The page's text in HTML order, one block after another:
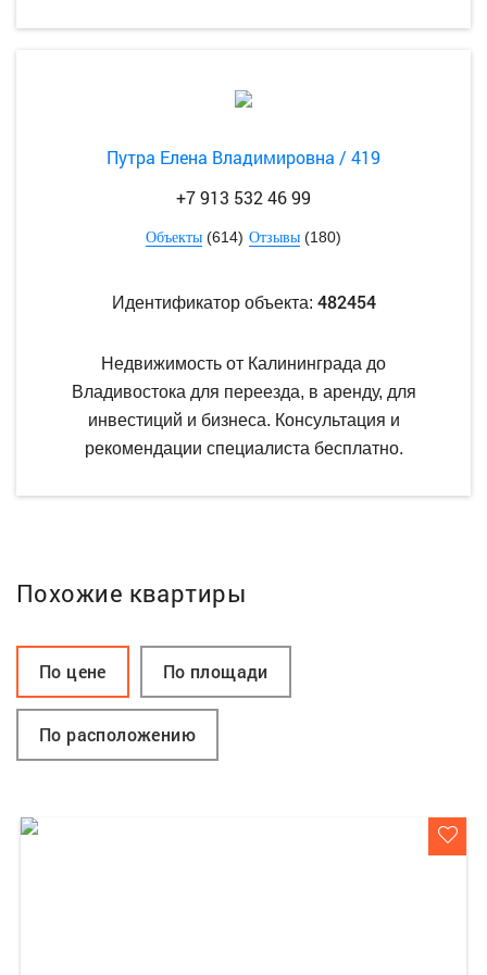
Путра Елена Владимировна / 419
+7 913 532 46 99
Объекты (614) Отзывы (180)
Идентификатор объекта: 482454
Недвижимость от Калининграда до
Владивостока для переезда, в аренду, для
инвестиций и бизнеса. Консультация и
рекомендации специалиста бесплатно.
Похожие квартиры
По цене По площади
По расположению